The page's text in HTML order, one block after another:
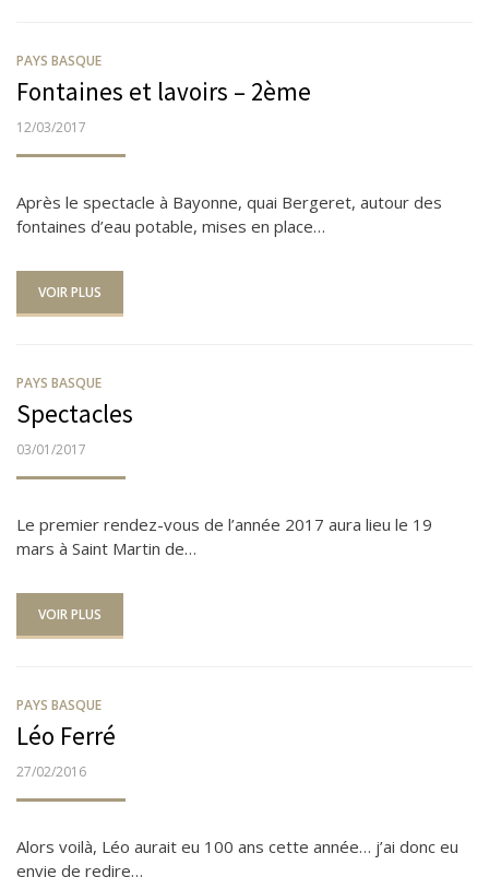
PAYS BASQUE
Fontaines et lavoirs – 2ème
PUBLIÉ
12/03/2017
Après le spectacle à Bayonne, quai Bergeret, autour des
fontaines d’eau potable, mises en place…
VOIR PLUS
PAYS BASQUE
Spectacles
PUBLIÉ
03/01/2017
Le premier rendez-vous de l’année 2017 aura lieu le 19
mars à Saint Martin de…
VOIR PLUS
PAYS BASQUE
Léo Ferré
PUBLIÉ
27/02/2016
Alors voilà, Léo aurait eu 100 ans cette année… j’ai donc eu
envie de redire…